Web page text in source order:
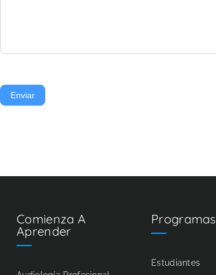
Enviar
Comienza A
Aprender
Programas
Estudiantes